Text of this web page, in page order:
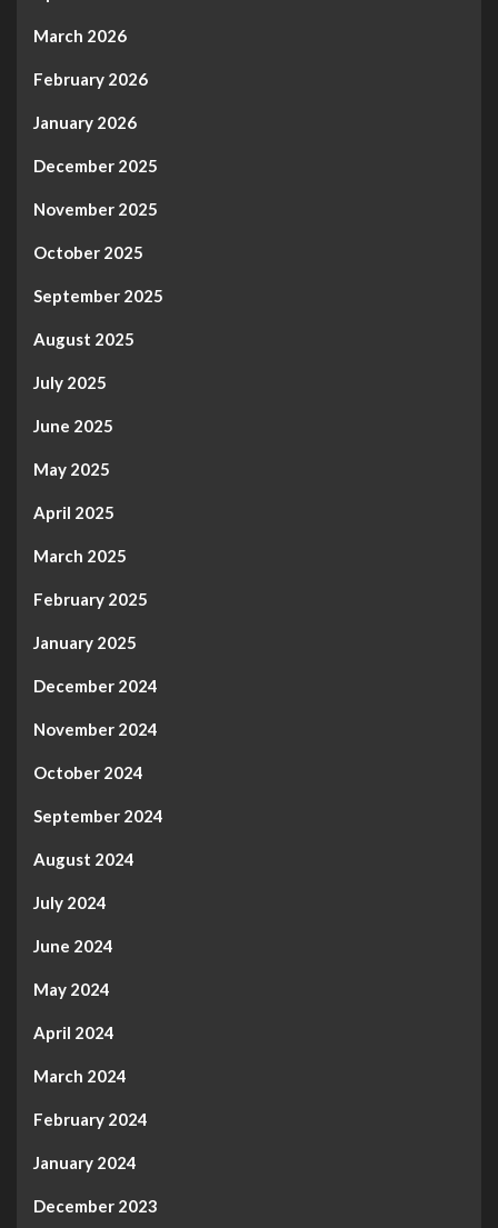
March 2026
February 2026
January 2026
December 2025
November 2025
October 2025
September 2025
August 2025
July 2025
June 2025
May 2025
April 2025
March 2025
February 2025
January 2025
December 2024
November 2024
October 2024
September 2024
August 2024
July 2024
June 2024
May 2024
April 2024
March 2024
February 2024
January 2024
December 2023